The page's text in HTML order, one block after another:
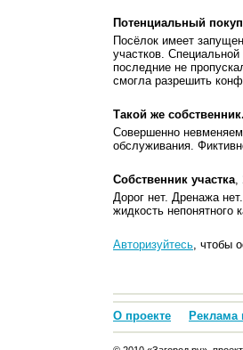
Потенциальный
Посёлок имеет
участков.
последние не
смогла разрешить
Такой же
Совершенно
обслуживания.
Собственник участка,
Дорог нет. Дренажа
жидкость непонятного
Авторизуйтесь, чтобы
О проекте Реклама